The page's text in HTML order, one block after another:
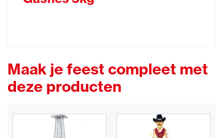
Maak je feest compleet met
deze producten